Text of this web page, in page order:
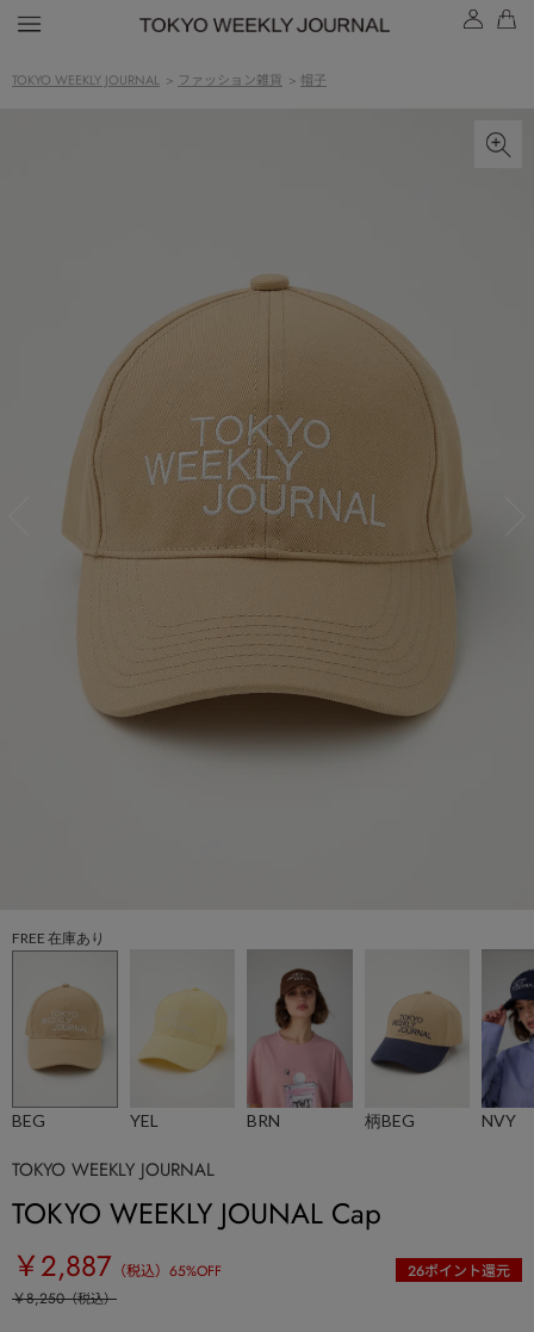
TOKYO WEEKLY JOURNAL > ファッション雑貨 > 帽子
FREE 在庫あり
BEG YEL BRN 柄BEG NVY
TOKYO WEEKLY JOURNAL
TOKYO WEEKLY JOUNAL Cap
￥2,887 （税込） 65%OFF 26ポイント還元
￥8,250（税込）